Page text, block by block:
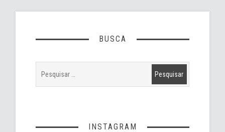
BUSCA
INSTAGRAM